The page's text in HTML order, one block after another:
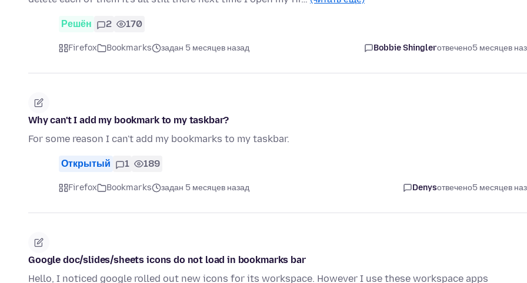
Решён 2 170
Firefox Bookmarks задан 5 месяцев назад Bobbie Shinglerотвечено5 месяцев
Why can't I add my bookmark to my taskbar?
For some reason I can't add my bookmarks to my taskbar.
Открытый 1 189
Firefox Bookmarks задан 5 месяцев назад Denysотвечено5 месяцев
Google doc/slides/sheets icons do not load in bookmarks bar
Hello, I noticed google rolled out new icons for its workspace. However I use these workspace apps